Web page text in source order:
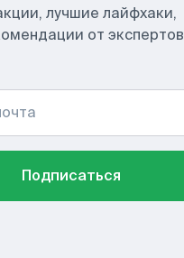
лучшие лайфхаки,
от экспертов
Подписаться